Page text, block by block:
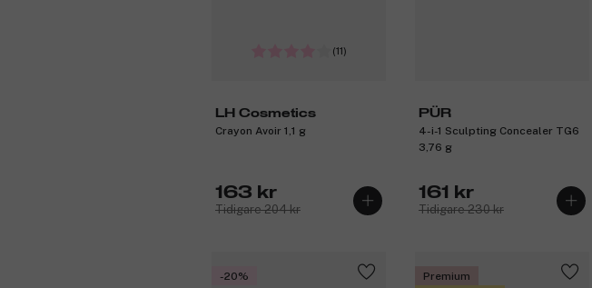
(11)
LH Cosmetics
Crayon Avoir 1,1 g
163 kr
Tidigare 204 kr
PÜR
4-i-1 Sculpting Concealer TG6
3,76 g
161 kr
Tidigare 230 kr
-20%
Premium